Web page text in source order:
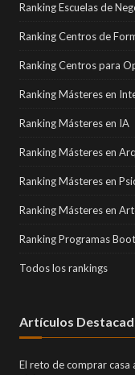
Ranking Escuelas de
Ranking Centros de
Ranking Centros para
Ranking Másteres en
Ranking Másteres en IA
Ranking Másteres en
Ranking Másteres en
Ranking Másteres en
Ranking Programas
Todos los rankings
Artículos
El reto de comprar casa